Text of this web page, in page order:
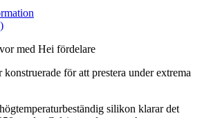
med Hei fördelare
för att prestera under extrema
silikon klarar det